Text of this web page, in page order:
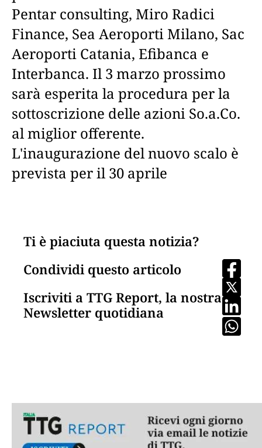
Pentar consulting, Miro Radici
Finance, Sea Aeroporti Milano, Sac
Aeroporti Catania, Efibanca e
Interbanca. Il 3 marzo prossimo
sarà esperita la procedura per la
sottoscrizione delle azioni So.a.Co.
al miglior offerente.
L'inaugurazione del nuovo scalo è
prevista per il 30 aprile
Ti è piaciuta questa notizia?
Condividi questo articolo
Iscriviti a TTG Report, la nostra
Newsletter quotidiana